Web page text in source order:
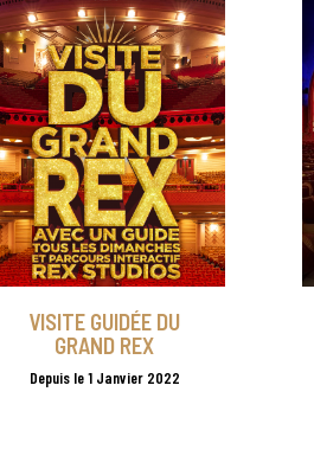
VISITE GUIDÉE DU
GRAND REX
Depuis le 1 Janvier 2022